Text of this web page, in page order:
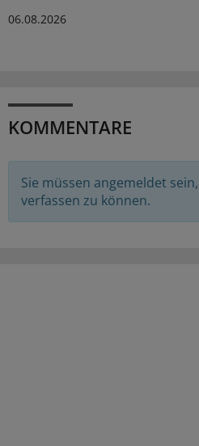
06.08.2026
KOMMENTARE
Sie müssen angemeldet
verfassen zu können.